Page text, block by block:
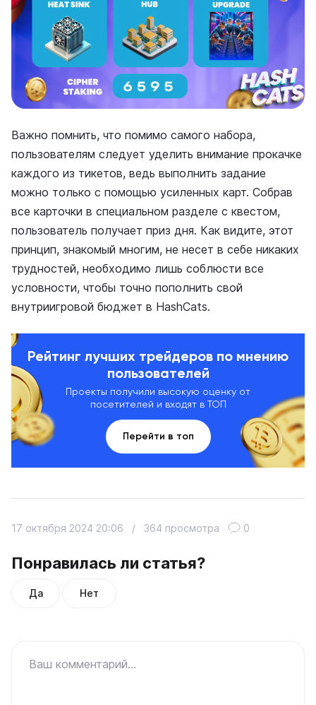
Важно помнить, что помимо самого набора,
пользователям следует уделить внимание прокачке
каждого из тикетов, ведь выполнить задание
можно только с помощью усиленных карт. Собрав
все карточки в специальном разделе с квестом,
пользователь получает приз дня. Как видите, этот
принцип, знакомый многим, не несет в себе никаких
трудностей, необходимо лишь соблюсти все
условности, чтобы точно пополнить свой
внутриигровой бюджет в HashCats.
Рейтинг лучших трейдеров по мнению
пользователей
Проекты получили высокую оценку от
посетителей и входят в ТОП
Перейти в топ
Понравилась ли статья?
Да Нет
17 октября 2024 20:06 / 364 просмотра 0
Ваш комментарий...